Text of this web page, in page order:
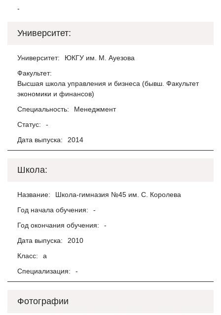
-
Университет:
Университет:
ЮКГУ им. М. Ауезова
Факультет:
Высшая школа управления и бизнеса (бывш. Факультет
экономики и финансов)
Специальность:
Менеджмент
Статус:
-
Дата выпуска:
2014
Школа:
Название:
Школа-гимназия №45 им. С. Королева
Год начала обучения:
-
Год окончания обучения:
-
Дата выпуска:
2010
Класс:
а
Специализация:
-
Фотографии